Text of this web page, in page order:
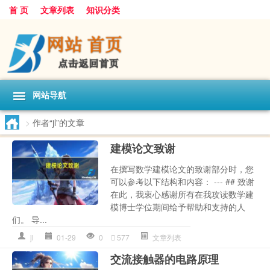
首 页 文章列表 知识分类
网站导航
> 作者“jl”的文章
建模论文致谢
在撰写数学建模论文的致谢部分时，您
可以参考以下结构和内容： --- ## 致谢
在此，我衷心感谢所有在我攻读数学建
模博士学位期间给予帮助和支持的人
们。 导...
jl 01-29 0 577 文章列表
交流接触器的电路原理